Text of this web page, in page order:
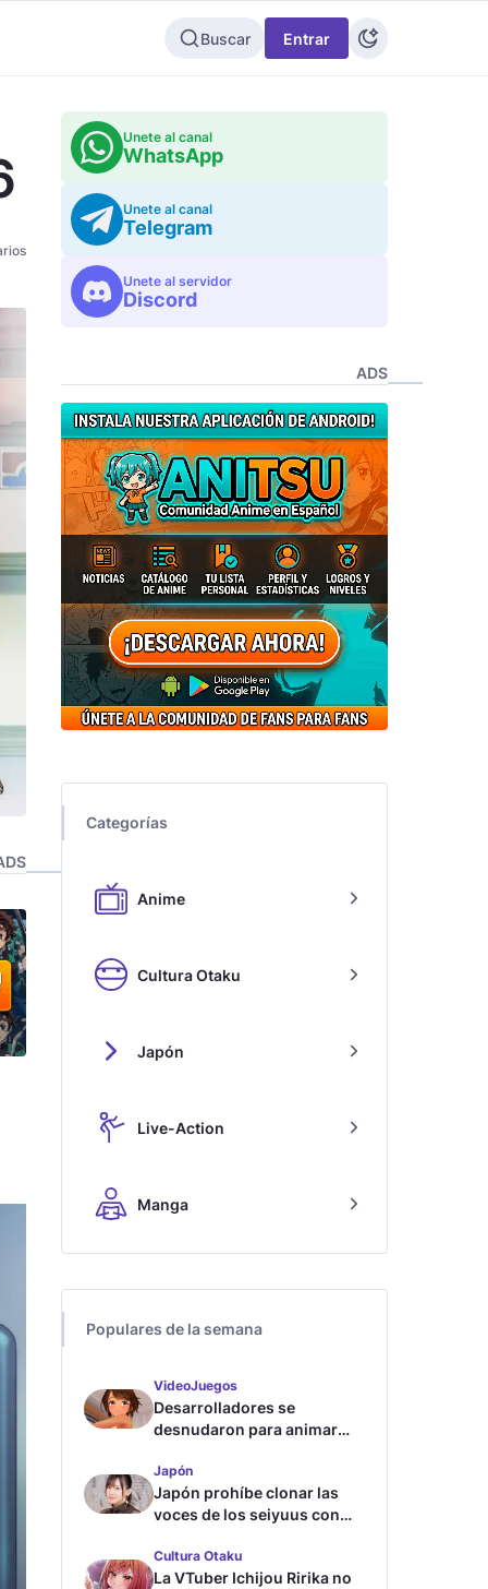
Buscar Entrar
Unete al canal
WhatsApp
Unete al canal
Telegram
Unete al servidor
Discord
ADS
Categorías
Anime
Cultura Otaku
Japón
Live-Action
Manga
Populares de la semana
VideoJuegos
Desarrolladores se
desnudaron para animar
Japón
Japón prohíbe clonar las
voces de los seiyuus con
Cultura Otaku
La VTuber Ichijou Ririka no